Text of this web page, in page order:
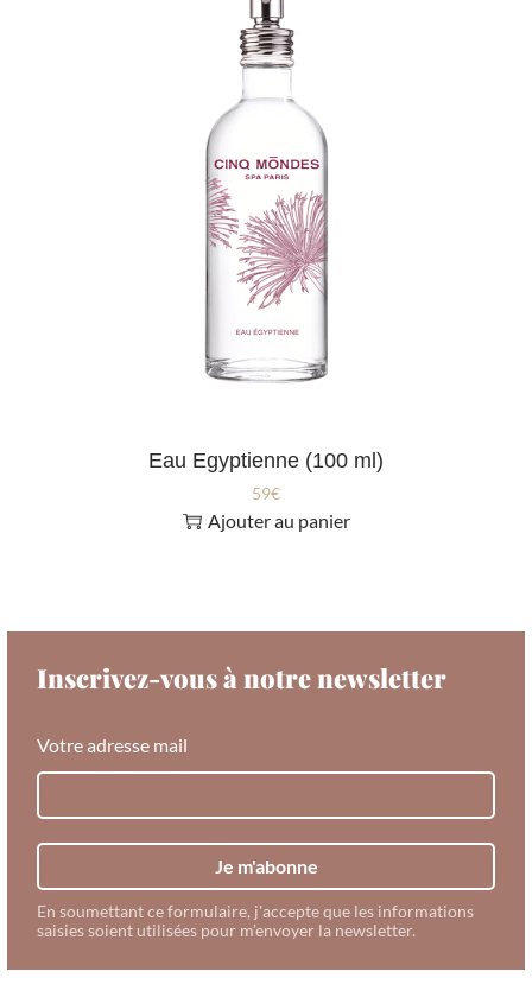
Eau Egyptienne (100 ml)
59€
Ajouter au panier
Inscrivez-vous à notre newsletter
Votre adresse mail
Je m'abonne
En soumettant ce formulaire, j'accepte que les informations
saisies soient utilisées pour m’envoyer la newsletter.